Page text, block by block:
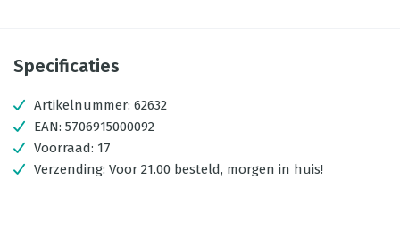
Specificaties
Artikelnummer: 62632
EAN: 5706915000092
Voorraad: 17
Verzending: Voor 21.00 besteld, morgen in huis!